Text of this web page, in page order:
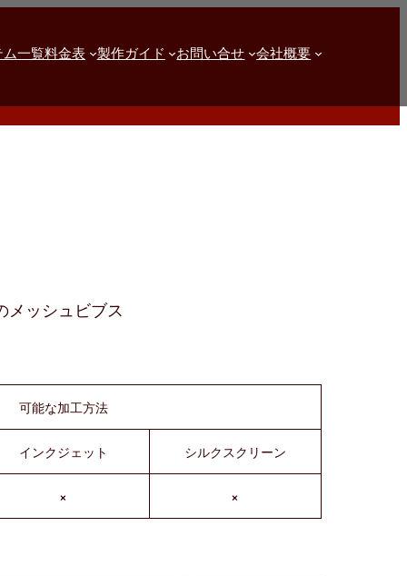
ム一覧料金表 製作ガイド お問い合せ 会社概要
メッシュビブス
可能な加工方法
インクジェット シルクスクリーン
× ×